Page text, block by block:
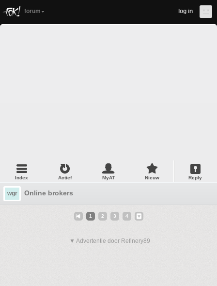
forum log in
Index Actief MyAT Nieuw Reply
wgr Online brokers
1 2 3 4
▼ Advertentie door Refinery89